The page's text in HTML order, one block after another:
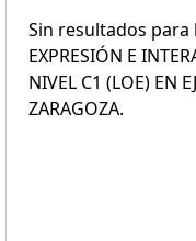
Sin resultados para
EXPRESIÓN E
NIVEL C1 (LOE) EN
ZARAGOZA.